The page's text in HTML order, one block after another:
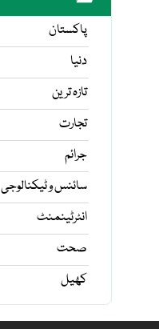
پاکستان
دنیا
تازہ ترین
تجارت
جرائم
سائنس و ٹیکنالوجی
انٹرٹینمنٹ
صحت
کھیل